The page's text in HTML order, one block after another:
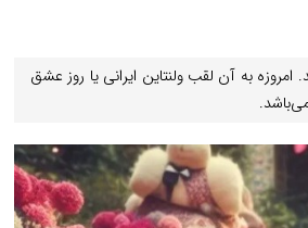
به آن لقب ولنتاین ایرانی یا روز عشق